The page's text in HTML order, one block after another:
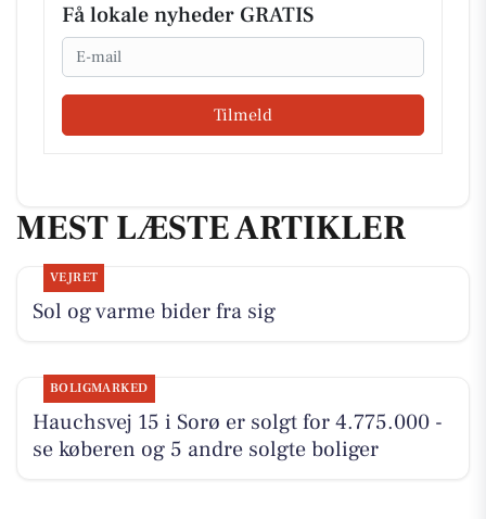
Få lokale nyheder GRATIS
Email
Tilmeld
MEST LÆSTE ARTIKLER
VEJRET
Sol og varme bider fra sig
BOLIGMARKED
Hauchsvej 15 i Sorø er solgt for 4.775.000 -
se køberen og 5 andre solgte boliger